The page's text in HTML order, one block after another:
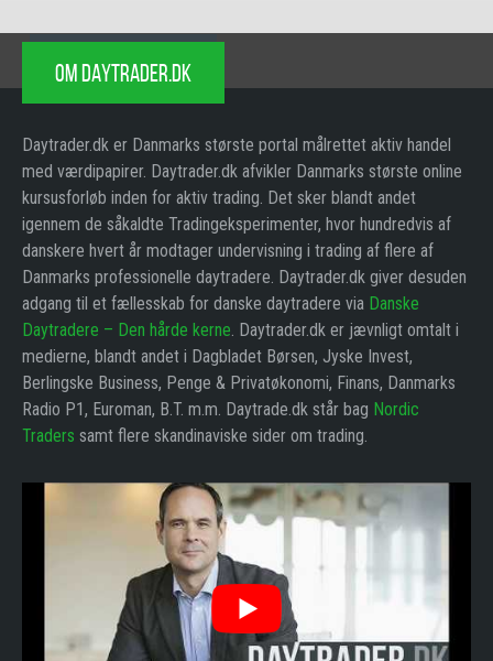
OM DAYTRADER.DK
Daytrader.dk er Danmarks største portal målrettet aktiv handel
med værdipapirer. Daytrader.dk afvikler Danmarks største online
kursusforløb inden for aktiv trading. Det sker blandt andet
igennem de såkaldte Tradingeksperimenter, hvor hundredvis af
danskere hvert år modtager undervisning i trading af flere af
Danmarks professionelle daytradere. Daytrader.dk giver desuden
adgang til et fællesskab for danske daytradere via Danske
Daytradere – Den hårde kerne. Daytrader.dk er jævnligt omtalt i
medierne, blandt andet i Dagbladet Børsen, Jyske Invest,
Berlingske Business, Penge & Privatøkonomi, Finans, Danmarks
Radio P1, Euroman, B.T. m.m. Daytrade.dk står bag Nordic
Traders samt flere skandinaviske sider om trading.